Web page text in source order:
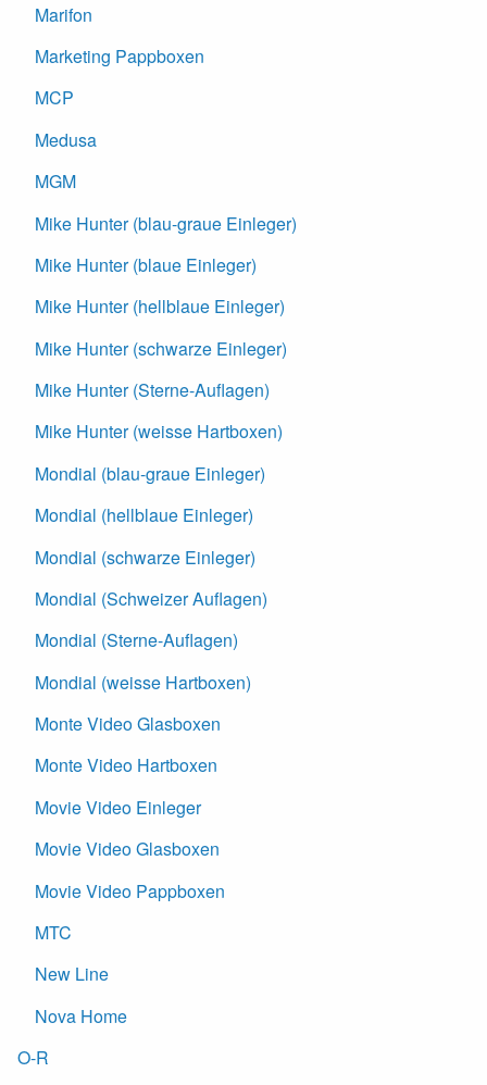
Marifon
Marketing Pappboxen
MCP
Medusa
MGM
Mike Hunter (blau-graue Einleger)
Mike Hunter (blaue Einleger)
Mike Hunter (hellblaue Einleger)
Mike Hunter (schwarze Einleger)
Mike Hunter (Sterne-Auflagen)
Mike Hunter (weisse Hartboxen)
Mondial (blau-graue Einleger)
Mondial (hellblaue Einleger)
Mondial (schwarze Einleger)
Mondial (Schweizer Auflagen)
Mondial (Sterne-Auflagen)
Mondial (weisse Hartboxen)
Monte Video Glasboxen
Monte Video Hartboxen
Movie Video Einleger
Movie Video Glasboxen
Movie Video Pappboxen
MTC
New Line
Nova Home
O-R